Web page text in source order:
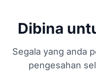
Dibina
Segala yang anda
pengesahan